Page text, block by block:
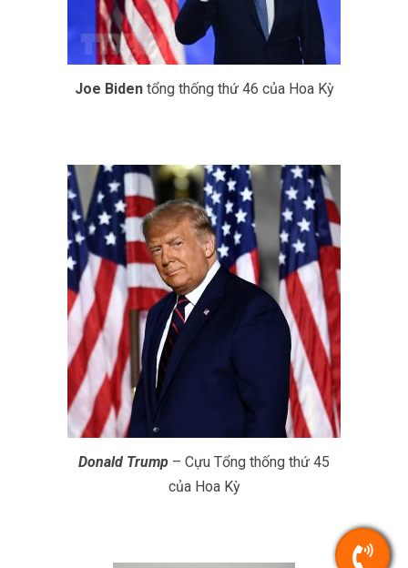
Joe Bidentổng thống thứ 46 của Hoa Kỳ
Donald Trump – Cựu Tổng thống thứ 45
của Hoa Kỳ